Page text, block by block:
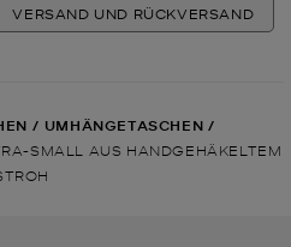
VERSAND UND RÜCKVERSAND
/ UMHÄNGETASCHEN /
SMALL AUS HANDGEHÄKELTEM